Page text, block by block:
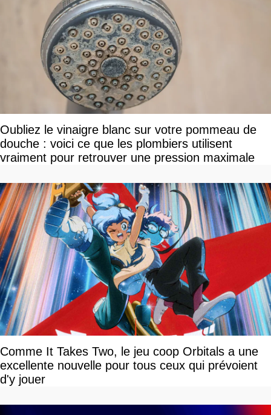
Oubliez le vinaigre blanc sur votre pommeau de
douche : voici ce que les plombiers utilisent
vraiment pour retrouver une pression maximale
Comme It Takes Two, le jeu coop Orbitals a une
excellente nouvelle pour tous ceux qui prévoient
d'y jouer